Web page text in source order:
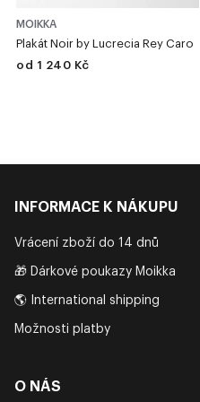
MOIKKA
Plakát Noir by Lucrecia Rey Caro
od 1 240 Kč
INFORMACE K NÁKUPU
Vrácení zboží do 14 dnů
🎁 Dárkové poukazy Moikka
🌎 International shipping
Možnosti platby
O NÁS